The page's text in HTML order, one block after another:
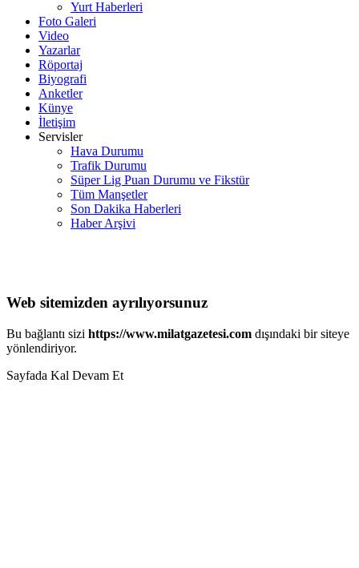
Yurt Haberleri
Foto Galeri
Video
Yazarlar
Röportaj
Biyografi
Anketler
Künye
İletişim
Servisler
Hava Durumu
Trafik Durumu
Süper Lig Puan Durumu ve Fikstür
Tüm Manşetler
Son Dakika Haberleri
Haber Arşivi
Web sitemizden ayrılıyorsunuz
Bu bağlantı sizi https://www.milatgazetesi.com dışındaki bir siteye
yönlendiriyor.
Sayfada Kal Devam Et